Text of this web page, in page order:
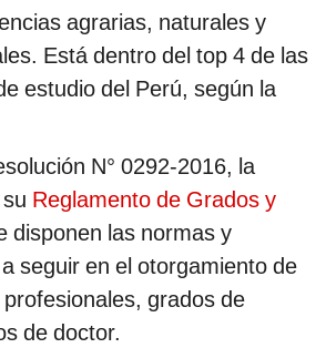
agrarias, naturales y
Está dentro del top 4 de las
estudio del Perú, según la
N° 0292-2016, la
Reglamento de Grados y
disponen las normas y
seguir en el otorgamiento de
grados de
de doctor.